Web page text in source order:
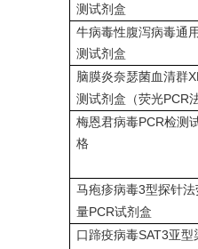
测试剂盒
牛病毒性腹泻病毒通
测试剂盒
脑膜炎奈瑟菌血清群
测试剂盒（荧光PCR
梅恩君病毒PCR检测
格
马疱疹病毒3型探针
量PCR试剂盒
口蹄疫病毒SAT3亚型